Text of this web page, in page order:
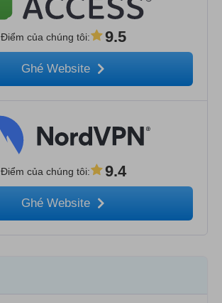
Điểm của chúng tôi: 9.5
Ghé Website
Điểm của chúng tôi: 9.4
Ghé Website